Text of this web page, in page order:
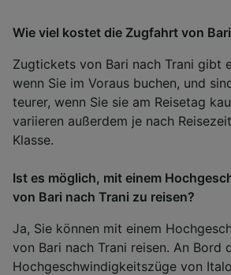
Wie viel kostet die Zugfahrt von
Zugtickets von Bari nach Trani gibt
wenn Sie im Voraus buchen, und
teurer, wenn Sie sie am Reisetag
variieren außerdem je nach
Klasse.
Ist es möglich, mit einem
von Bari nach Trani zu reisen?
Ja, Sie können mit einem
von Bari nach Trani reisen. An Bord
Hochgeschwindigkeitszüge von